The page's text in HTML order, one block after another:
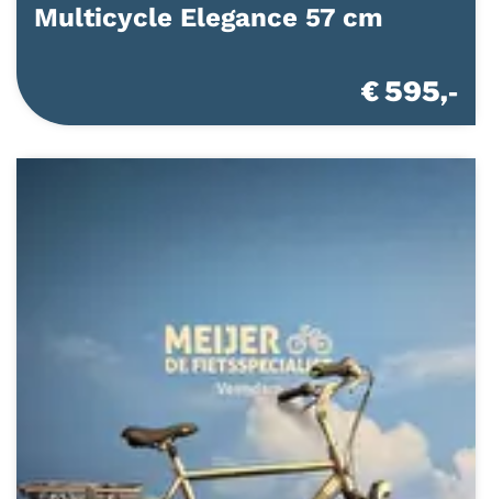
Multicycle Elegance 57 cm
€ 595,-